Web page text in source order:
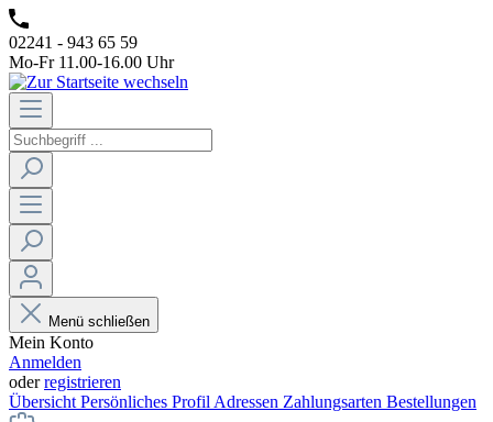
02241 - 943 65 59
Mo-Fr 11.00-16.00 Uhr
Menü schließen
Mein Konto
Anmelden
oderregistrieren
Übersicht Persönliches Profil Adressen Zahlungsarten Bestellungen